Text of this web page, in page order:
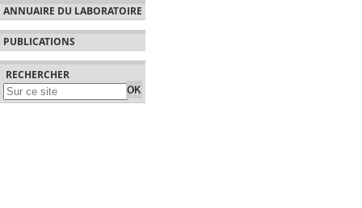
ANNUAIRE DU LABORATOIRE
PUBLICATIONS
RECHERCHER